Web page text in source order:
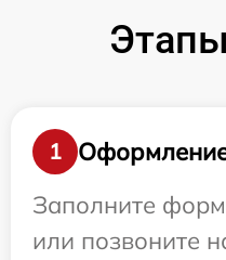
1
Заполните
или позвоните